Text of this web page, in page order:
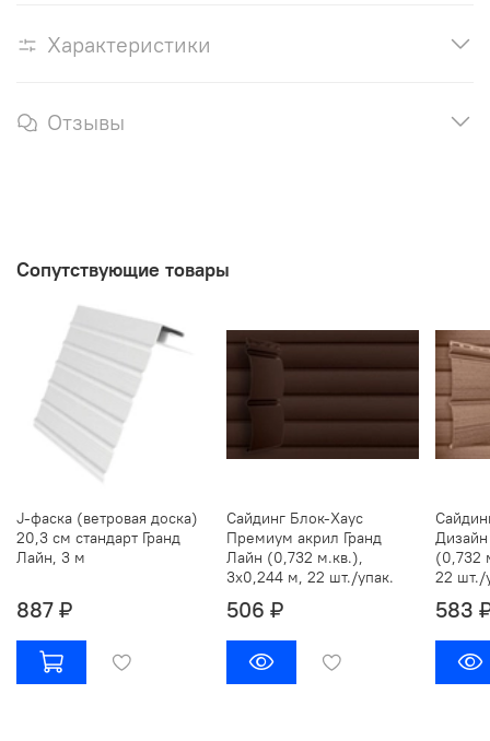
Характеристики
Отзывы
Сопутствующие товары
J-фаска (ветровая доска)
20,3 см стандарт Гранд
Лайн, 3 м
887 ₽
Сайдинг Блок-Хаус
Премиум акрил Гранд
Лайн (0,732 м.кв.),
3х0,244 м, 22 шт./упак.
506 ₽
Дизайн
(0,732
22 шт./
583